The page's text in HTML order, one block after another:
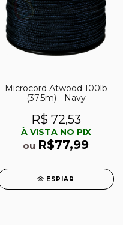
Microcord Atwood 100lb
(37,5m) - Navy
R$ 72,53
À VISTA NO PIX
ou R$77,99
ESPIAR